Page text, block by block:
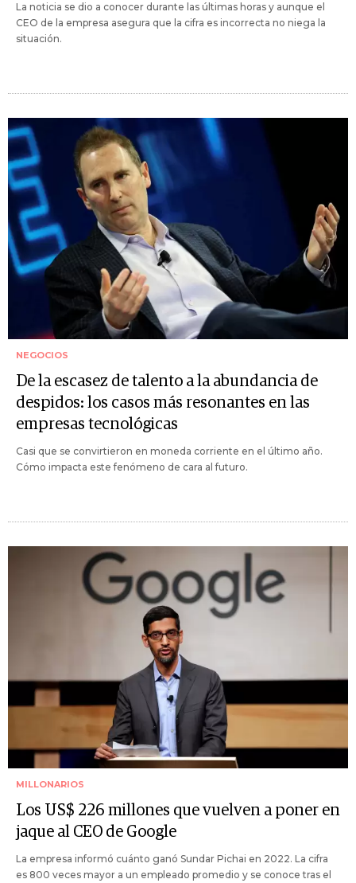
La noticia se dio a conocer durante las últimas horas y aunque el
CEO de la empresa asegura que la cifra es incorrecta no niega la
situación.
NEGOCIOS
De la escasez de talento a la abundancia de
despidos: los casos más resonantes en las
empresas tecnológicas
Casi que se convirtieron en moneda corriente en el último año.
Cómo impacta este fenómeno de cara al futuro.
MILLONARIOS
Los US$ 226 millones que vuelven a poner en
jaque al CEO de Google
La empresa informó cuánto ganó Sundar Pichai en 2022. La cifra
es 800 veces mayor a un empleado promedio y se conoce tras el